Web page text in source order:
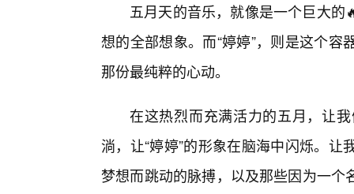
五月天的音乐，就像是一个巨大
想的全部想象。而“婷婷”，则是这个
那份最纯粹的心动。
在这热烈而充满活力的五月，让
淌，让“婷婷”的形象在脑海中闪烁。
梦想而跳动的脉搏，以及那些因为一